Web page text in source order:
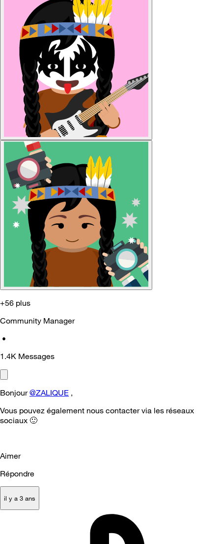
+56 plus
Community Manager
•
1.4K Messages
Bonjour@ZALIQUE ,
Vous pouvez également nous contacter via les réseaux
sociaux 🙂
Aimer
Répondre
il y a 3 ans